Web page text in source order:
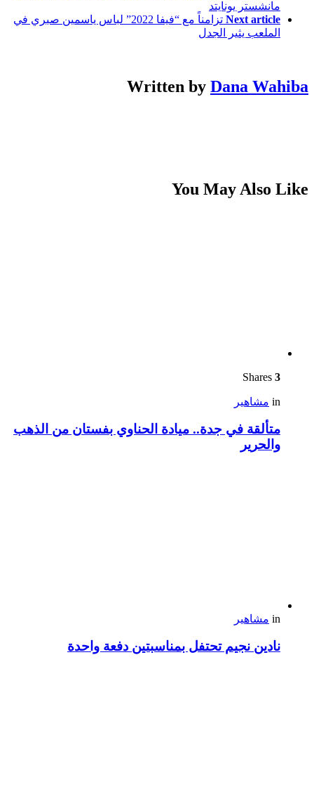
مانشستر يونايتد
Next article
تزامناً مع “فيفا 2022” لباس ياسمين صبري في
الملعب يثير الجدل
Written by Dana Wahiba
You May Also Like
3
in مشاهير
متألقة في جدة.. ميادة الحناوي بفستان من الذهب
والحرير
in مشاهير
نادين نجيم تحتفل بمناسبتين دفعة واحدة